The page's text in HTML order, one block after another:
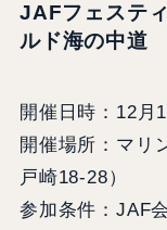
JAFフェステ
ルド海の中道
開催日時：12月
開催場所：マリ
戸崎18-28）
参加条件：JAF